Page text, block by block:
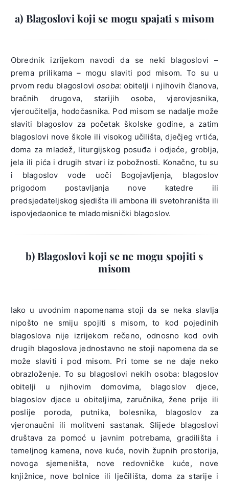
a) Blagoslovi koji se mogu spajati s misom
Obrednik izrijekom navodi da se neki blagoslovi –
prema prilikama – mogu slaviti pod misom. To su u
prvom redu blagoslovi osoba: obitelji i njihovih članova,
bračnih drugova, starijih osoba, vjerovjesnika,
vjeroučitelja, hodočasnika. Pod misom se nadalje može
slaviti blagoslov za početak školske godine, a zatim
blagoslovi nove škole ili visokog učilišta, dječjeg vrtića,
doma za mladež, liturgijskog posuđa i odjeće, groblja,
jela ili pića i drugih stvari iz pobožnosti. Konačno, tu su
i blagoslov vode uoči Bogojavljenja, blagoslov
prigodom postavljanja nove katedre ili
predsjedateljskog sjedišta ili ambona ili svetohraništa ili
ispovjedaonice te mladomisnički blagoslov.
b) Blagoslovi koji se ne mogu spojiti s
misom
Iako u uvodnim napomenama stoji da se neka slavlja
nipošto ne smiju spojiti s misom, to kod pojedinih
blagoslova nije izrijekom rečeno, odnosno kod ovih
drugih blagoslova jednostavno ne stoji napomena da se
može slaviti i pod misom. Pri tome se ne daje neko
obrazloženje. To su blagoslovi nekih osoba: blagoslov
obitelji u njihovim domovima, blagoslov djece,
blagoslov djece u obiteljima, zaručnika, žene prije ili
poslije poroda, putnika, bolesnika, blagoslov za
vjeronaučni ili molitveni sastanak. Slijede blagoslovi
društava za pomoć u javnim potrebama, gradilišta i
temeljnog kamena, nove kuće, novih župnih prostorija,
novoga sjemeništa, nove redovničke kuće, nove
knjižnice, nove bolnice ili lječilišta, doma za starije i